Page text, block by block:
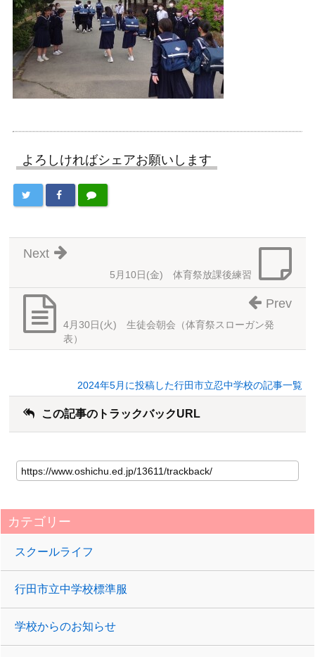
よろしければシェアお願いします
5月10日(金) 体育祭放課後練習
Next
4月30日(火) 生徒会朝会（体育祭スローガン発
表）
Prev
2024年5月に投稿した行田市立忍中学校の記事一覧
この記事のトラックバックURL
カテゴリー
スクールライフ
行田市立中学校標準服
学校からのお知らせ